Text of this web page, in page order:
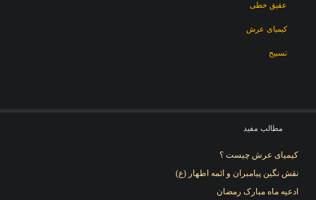
عقیق خطی
کیمیای عرش
تسبیح
مطالب مفید
کیمیای عرش چیست ؟
نقش نگین پیامبران و ائمه اطهار (ع)
ادعیه ماه مبارک رمضان